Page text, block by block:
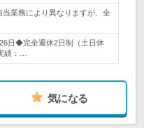
業務により異なりますが、全
日◆完全週休2日制（土日休
績：…
気になる